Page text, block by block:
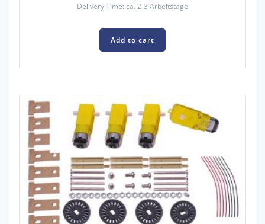
Delivery Time: ca. 2-3 Arbeitstage
Add to cart